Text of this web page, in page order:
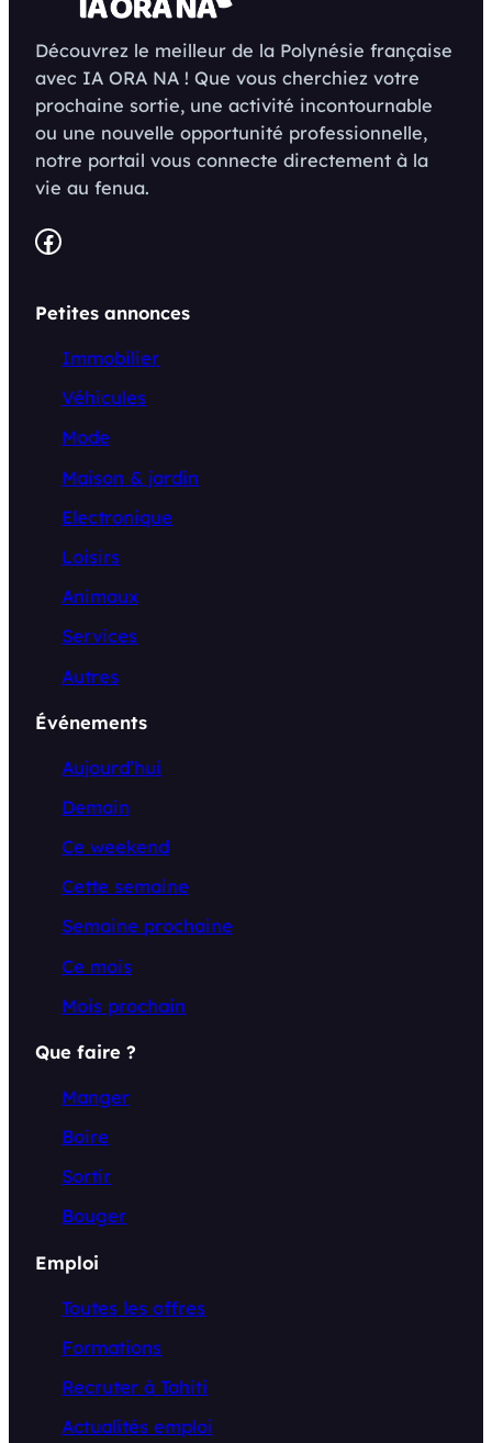
Découvrez le meilleur de la Polynésie française
avec IA ORA NA ! Que vous cherchiez votre
prochaine sortie, une activité incontournable
ou une nouvelle opportunité professionnelle,
notre portail vous connecte directement à la
vie au fenua.
Facebook
Petites annonces
Immobilier
Véhicules
Mode
Maison & jardin
Electronique
Loisirs
Animaux
Services
Autres
Événements
Aujourd’hui
Demain
Ce weekend
Cette semaine
Semaine prochaine
Ce mois
Mois prochain
Que faire ?
Manger
Boire
Sortir
Bouger
Emploi
Toutes les offres
Formations
Recruter à Tahiti
Actualités emploi